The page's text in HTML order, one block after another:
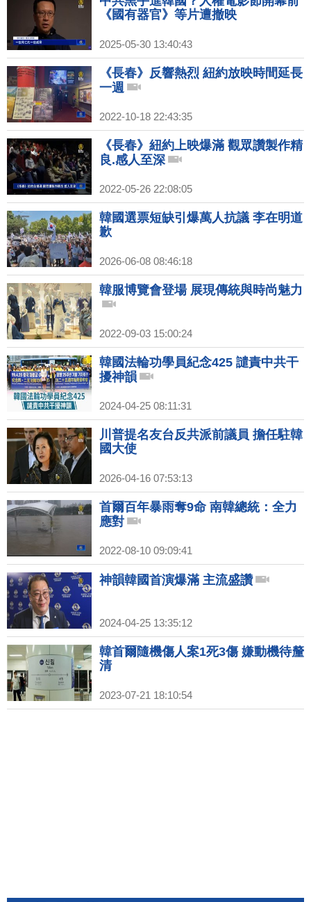
《國有器官》等片遭撤映
2025-05-30 13:40:43
《長春》反響熱烈 紐約放映時間延長
一週
2022-10-18 22:43:35
《長春》紐約上映爆滿 觀眾讚製作精
良.感人至深
2022-05-26 22:08:05
韓國選票短缺引爆萬人抗議 李在明道
歉
2026-06-08 08:46:18
韓服博覽會登場 展現傳統與時尚魅力
2022-09-03 15:00:24
韓國法輪功學員紀念425 譴責中共干
擾神韻
2024-04-25 08:11:31
川普提名友台反共派前議員 擔任駐韓
國大使
2026-04-16 07:53:13
首爾百年暴雨奪9命 南韓總統：全力
應對
2022-08-10 09:09:41
神韻韓國首演爆滿 主流盛讚
2024-04-25 13:35:12
韓首爾隨機傷人案1死3傷 嫌動機待釐
清
2023-07-21 18:10:54